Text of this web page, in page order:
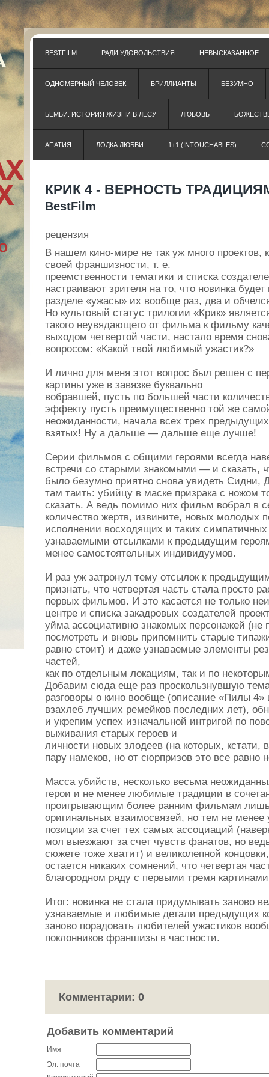
BESTFILM РАДИ УДОВОЛЬСТВИЯ НЕВЫСКАЗАННОЕ
ОДНОМЕРНЫЙ ЧЕЛОВЕК БРИЛЛИАНТЫ БЕЗУМНО
БЕМБИ. ИСТОРИЯ ЖИЗНИ В ЛЕСУ ЛЮБОВЬ
АПАТИЯ ЛОДКА ЛЮБВИ 1+1 (INTOUCHABLES)
КРИК 4 - ВЕРНОСТЬ
BestFilm
рецензия
В нашем кино-мире не так уж много проектов,
своей франшизности, т. е.
преемственности тематики и списка
настраивают зрителя на то, что новинка
разделе «ужасы» их вообще раз, два и
Но культовый статус трилогии «Крик»
такого неувядающего от фильма к фильму
выходом четвертой части, настало время
вопросом: «Какой твой любимый ужастик?»
И лично для меня этот вопрос был решен с
картины уже в завязке буквально
вобравшей, пусть по большей части
эффекту пусть преимущественно той же
неожиданности, начала всех трех
взятых! Ну а дальше — дальше еще лучше!
Серии фильмов с общими героями всегда
встречи со старыми знакомыми — и сказать,
было безумно приятно снова увидеть Сидни,
там таить: убийцу в маске призрака с ножом
сказать. А ведь помимо них фильм вобрал в
количество жертв, извините, новых молодых
исполнении восходящих и таких симпатичных
узнаваемыми отсылками к предыдущим
менее самостоятельных индивидуумов.
И раз уж затронул тему отсылок к
признать, что четвертая часть стала просто
первых фильмов. И это касается не только
центре и списка закадровых создателей
уйма ассоциативно знакомых персонажей
посмотреть и вновь припомнить старые
равно стоит) и даже узнаваемые элементы
частей,
как по отдельным локациям, так и по
Добавим сюда еще раз проскользнувшую
разговоры о кино вообще (описание «Пилы
взахлеб лучших ремейков последних лет),
и укрепим успех изначальной интригой по
выживания старых героев и
личности новых злодеев (на которых, кстати,
пару намеков, но от сюрпризов это все равно
Масса убийств, несколько весьма
герои и не менее любимые традиции в
проигрывающим более ранним фильмам
оригинальных взаимосвязей, но тем не менее
позиции за счет тех самых ассоциаций
мол выезжают за счет чувств фанатов, но
сюжете тоже хватит) и великолепной
остается никаких сомнений, что четвертая
благородном ряду с первыми тремя
Итог: новинка не стала придумывать заново
узнаваемые и любимые детали предыдущих
заново порадовать любителей ужастиков
поклонников франшизы в частности.
Комментарии: 0
Добавить комментарий
Имя
Эл. почта